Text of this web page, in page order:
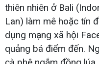
thiên nhiên ở Bali
Lan) làm mê hoặc tín
dụng mạng xã hội
quảng bá điểm đến.